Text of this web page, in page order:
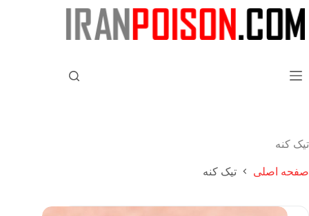
تیک کنه
صفحه اصلی تیک کنه